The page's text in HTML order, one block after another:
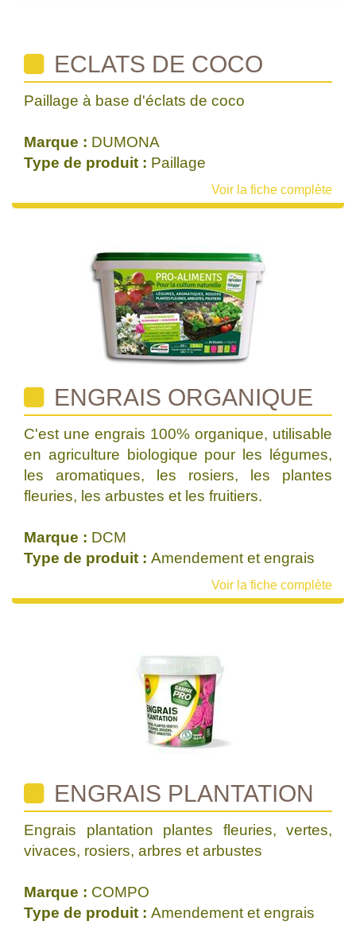
ECLATS DE COCO
Paillage à base d'éclats de coco
Marque : DUMONA
Type de produit : Paillage
Voir la fiche complète
ENGRAIS ORGANIQUE
C'est une engrais 100% organique, utilisable
en agriculture biologique pour les légumes,
les aromatiques, les rosiers, les plantes
fleuries, les arbustes et les fruitiers.
Marque : DCM
Type de produit : Amendement et engrais
Voir la fiche complète
ENGRAIS PLANTATION
Engrais plantation plantes fleuries, vertes,
vivaces, rosiers, arbres et arbustes
Marque : COMPO
Type de produit : Amendement et engrais